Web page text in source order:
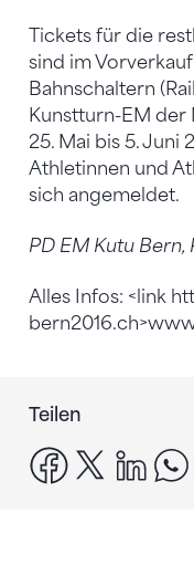
Tickets für die
sind im
Bahnschaltern
Kunstturn-EM der
25. Mai bis 5. Juni
Athletinnen und
sich angemeldet.
PD EM Kutu Bern,
Alles Infos: <link
Teilen
facebook
x